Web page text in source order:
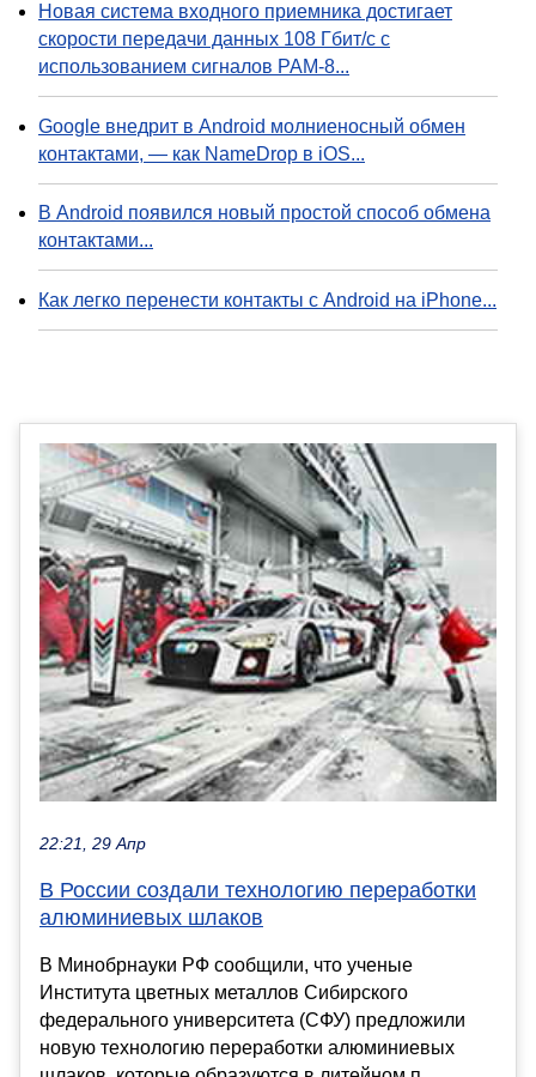
Новая система входного приемника достигает
скорости передачи данных 108 Гбит/с с
использованием сигналов PAM-8...
Google внедрит в Android молниеносный обмен
контактами, — как NameDrop в iOS...
В Android появился новый простой способ обмена
контактами...
Как легко перенести контакты с Android на iPhone...
22:21, 29 Апр
В России создали технологию переработки
алюминиевых шлаков
В Минобрнауки РФ сообщили, что ученые
Института цветных металлов Сибирского
федерального университета (СФУ) предложили
новую технологию переработки алюминиевых